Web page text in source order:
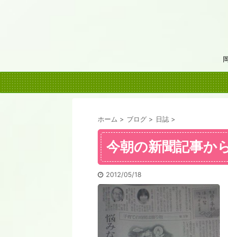
ホーム > ブログ > 日誌 >
今朝の新聞記事か
2012/05/18